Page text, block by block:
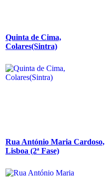
Quinta de Cima,
Colares(Sintra)
Rua António Maria Cardoso,
Lisboa (2ª Fase)